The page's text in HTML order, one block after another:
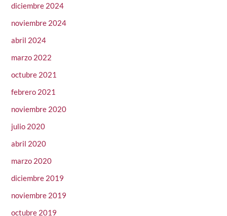
diciembre 2024
noviembre 2024
abril 2024
marzo 2022
octubre 2021
febrero 2021
noviembre 2020
julio 2020
abril 2020
marzo 2020
diciembre 2019
noviembre 2019
octubre 2019